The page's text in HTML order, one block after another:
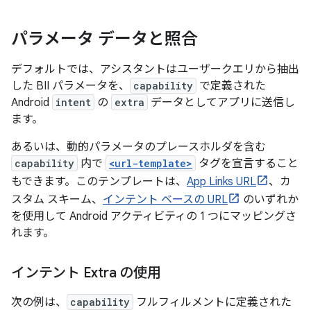
パラメータ データと照合
デフォルトでは、アシスタントはユーザークエリから抽出
した BII パラメータを、
capability で定義された
Android intent の extra データとしてアプリに送信し
ます。
あるいは、動的パラメータのプレースホルダを含む
capability 内で <url-template> タグを宣言すること
もできます。このテンプレートは、 App Links URL
、カ
スタム スキーム、 インテント ベースの URL
のいずれか
を使用して Android アクティビティの 1 つにマッピングさ
れます。
インテント Extra の使用
次の例は、 capability フルフィルメントに定義された